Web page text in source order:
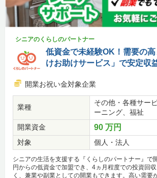
シニアのくらしのパートナー
低資金で未経験OK！需要の
けお助けサービス」で安定収
開業お祝い金対象企業
業種
その他・各種サー
ーニング、福祉
開業資金
90 万円
対象 個人・法人
シニアの生活を支援する『くらしのパートナー』で
円からの低資金で加盟でき、4ヵ月程度での投資回
く、兼業や副業としての開業もできます。高い需要